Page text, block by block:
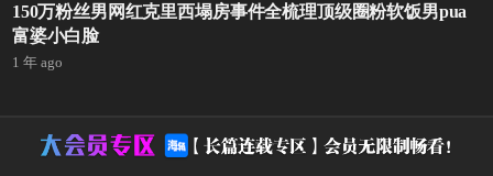
150万粉丝男网红克里西塌房事件全梳理顶级圈粉软饭男pua
富婆小白脸
1 年 ago